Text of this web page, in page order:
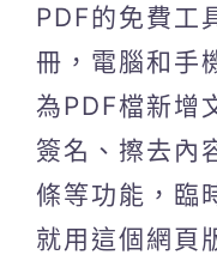
PDF的免費工
冊，電腦和手
為PDF檔新增
簽名、擦去內
條等功能，臨
就用這個網頁